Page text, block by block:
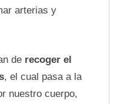
arterias y
de recoger el
, el cual pasa a la
nuestro cuerpo,